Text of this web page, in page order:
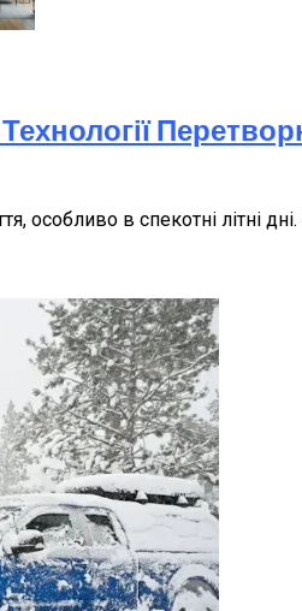
особливо в спекотні